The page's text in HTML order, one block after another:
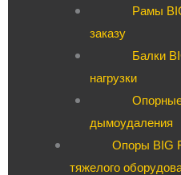
Рамы
заказу
Балки
нагрузки
дымоудаления
Опоры BIG
тяжелого